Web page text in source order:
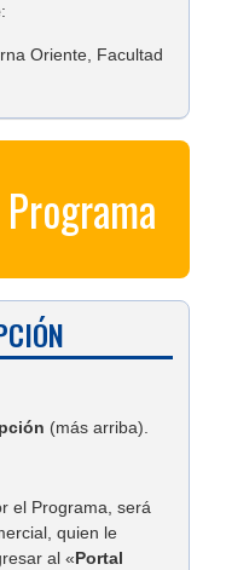
:
Oriente, Facultad
(más arriba).
el Programa, será
quien le
al «Portal